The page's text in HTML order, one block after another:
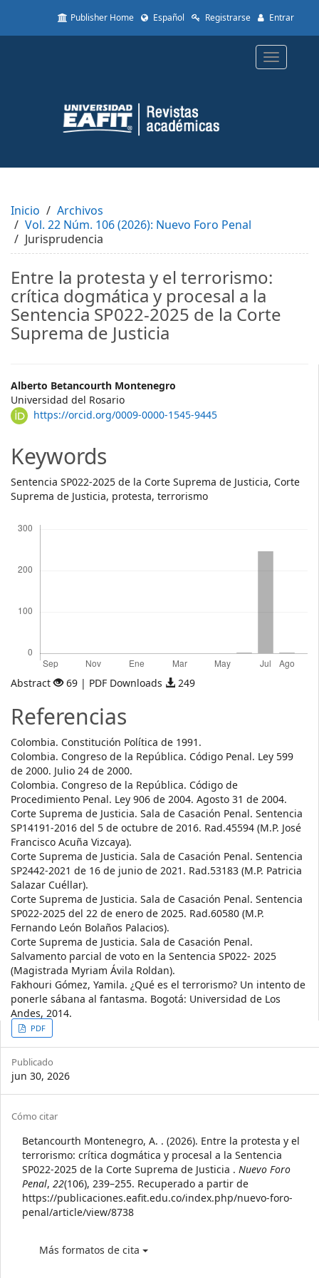
to
Content
Sidebar
Publisher Home Español Registrarse Entrar
Toggle
Inicio
Archivos
Vol. 22 Núm. 106 (2026): Nuevo Foro Penal
Jurisprudencia
Entre la protesta y el terrorismo:
crítica dogmática y procesal a la
Sentencia SP022-2025 de la Corte
Suprema de Justicia
Main
Article
Alberto Betancourth Montenegro
Universidad del Rosario
https://orcid.org/0009-0000-1545-9445
Keywords
Sentencia SP022-2025 de la Corte Suprema de Justicia, Corte
Suprema de Justicia, protesta, terrorismo
Abstract 69 | PDF Downloads 249
Referencias
Colombia. Constitución Política de 1991.
Colombia. Congreso de la República. Código Penal. Ley 599
de 2000. Julio 24 de 2000.
Colombia. Congreso de la República. Código de
Procedimiento Penal. Ley 906 de 2004. Agosto 31 de 2004.
Corte Suprema de Justicia. Sala de Casación Penal. Sentencia
SP14191-2016 del 5 de octubre de 2016. Rad.45594 (M.P. José
Francisco Acuña Vizcaya).
Corte Suprema de Justicia. Sala de Casación Penal. Sentencia
SP2442-2021 de 16 de junio de 2021. Rad.53183 (M.P. Patricia
Salazar Cuéllar).
Corte Suprema de Justicia. Sala de Casación Penal. Sentencia
SP022-2025 del 22 de enero de 2025. Rad.60580 (M.P.
Fernando León Bolaños Palacios).
Corte Suprema de Justicia. Sala de Casación Penal.
Salvamento parcial de voto en la Sentencia SP022- 2025
(Magistrada Myriam Ávila Roldan).
Fakhouri Gómez, Yamila. ¿Qué es el terrorismo? Un intento de
ponerle sábana al fantasma. Bogotá: Universidad de Los
Andes, 2014.
Article
Sidebar
PDF
Publicado
jun 30, 2026
Article
Details
Cómo citar
Betancourth Montenegro, A. . (2026). Entre la protesta y el
terrorismo: crítica dogmática y procesal a la Sentencia
SP022-2025 de la Corte Suprema de Justicia . Nuevo Foro
Penal, 22(106), 239–255. Recuperado a partir de
https://publicaciones.eafit.edu.co/index.php/nuevo-foro-
penal/article/view/8738
Más formatos de cita